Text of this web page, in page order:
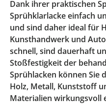
Dank ihrer praktischen
Sprühklarlacke einfach
und sind daher ideal für
Kunsthandwerk und
schnell, sind dauerhaft
Stoßfestigkeit der
Sprühlacken können Sie
Holz, Metall, Kunststoff
Materialien wirkungsvoll